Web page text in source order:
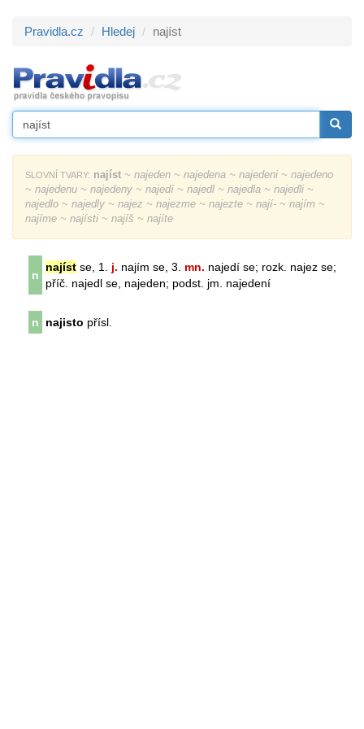
Pravidla.cz Hledej najíst
SLOVNÍ TVARY: najíst ~ najeden ~ najedena ~ najedeni ~ najedeno
~ najedenu ~ najedeny ~ najedí ~ najedl ~ najedla ~ najedli ~
najedlo ~ najedly ~ najez ~ najezme ~ najezte ~ nají- ~ najím ~
najíme ~ najísti ~ najíš ~ najíte
n
najíst se, 1. j. najím se, 3. mn. najedí se; rozk. najez se;
příč. najedl se, najeden; podst. jm. najedení
n najisto přísl.